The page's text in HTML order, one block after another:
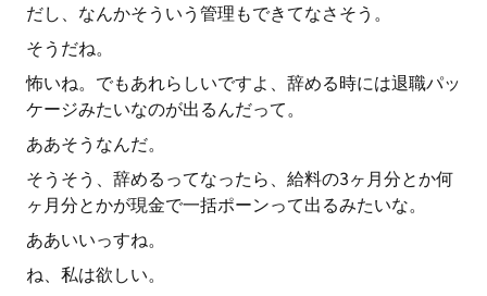
だし、なんかそういう管理もできてなさそう。
そうだね。
怖いね。でもあれらしいですよ、辞める時には退職パッ
ケージみたいなのが出るんだって。
ああそうなんだ。
そうそう、辞めるってなったら、給料の3ヶ月分とか何
ヶ月分とかが現金で一括ポーンって出るみたいな。
ああいいっすね。
ね、私は欲しい。